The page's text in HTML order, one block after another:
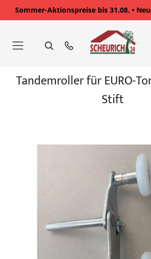
Sommer-Aktionspreise bis 31.08. •
springen
Tandemroller für EURO-
Stift